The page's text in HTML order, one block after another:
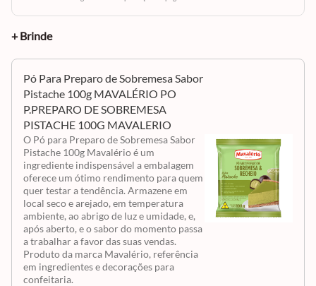
+ Brinde
Pó Para Preparo de Sobremesa Sabor
Pistache 100g MAVALÉRIO PO
P.PREPARO DE SOBREMESA
PISTACHE 100G MAVALERIO
O Pó para Preparo de Sobremesa Sabor
Pistache 100g Mavalério é um
ingrediente indispensável a embalagem
oferece um ótimo rendimento para quem
quer testar a tendência. Armazene em
local seco e arejado, em temperatura
ambiente, ao abrigo de luz e umidade, e,
após aberto, e o sabor do momento passa
a trabalhar a favor das suas vendas.
Produto da marca Mavalério, referência
em ingredientes e decorações para
confeitaria.